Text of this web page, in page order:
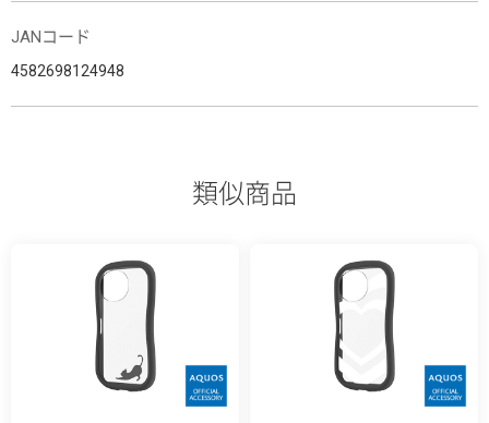
JANコード
4582698124948
類似商品